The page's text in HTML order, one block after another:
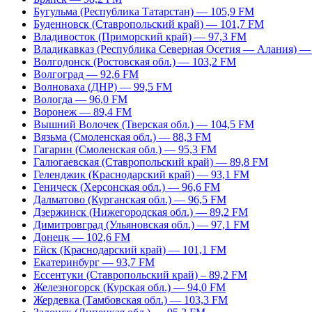
Бугульма (Республика Татарстан) — 105,9 FM
Буденновск (Ставропольский край) — 101,7 FM
Владивосток (Приморский край) — 97,3 FM
Владикавказ (Республика Северная Осетия — Алания)
Волгодонск (Ростовская обл.) — 103,2 FM
Волгоград — 92,6 FM
Волноваха (ДНР) — 99,5 FM
Вологда — 96,0 FM
Воронеж — 89,4 FM
Вышний Волочек (Тверская обл.) — 104,5 FM
Вязьма (Смоленская обл.) — 88,3 FM
Гагарин (Смоленская обл.) — 95,3 FM
Галюгаевская (Ставропольский край) — 89,8 FM
Геленджик (Краснодарский край) — 93,1 FM
Геническ (Херсонская обл.) — 96,6 FM
Далматово (Курганская обл.) — 96,5 FM
Дзержинск (Нижегородская обл.) — 89,2 FM
Димитровград (Ульяновская обл.) — 97,1 FM
Донецк — 102,6 FM
Ейск (Краснодарский край) — 101,1 FM
Екатеринбург — 93,7 FM
Ессентуки (Ставропольский край) – 89,2 FM
Железногорск (Курская обл.) — 94,0 FM
Жердевка (Тамбовская обл.) — 103,3 FM